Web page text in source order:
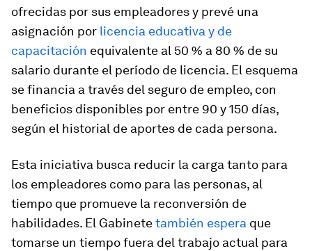
ofrecidas por sus empleadores y prevé una
asignación por licencia educativa y de
capacitación equivalente al 50 % a 80 % de su
salario durante el período de licencia. El esquema
se financia a través del seguro de empleo, con
beneficios disponibles por entre 90 y 150 días,
según el historial de aportes de cada persona.
Esta iniciativa busca reducir la carga tanto para
los empleadores como para las personas, al
tiempo que promueve la reconversión de
habilidades. El Gabinetetambién espera que
tomarse un tiempo fuera del trabajo actual para